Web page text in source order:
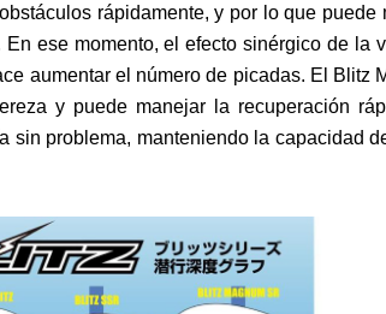
rápidamente, y por lo que puede
ese momento, el efecto sinérgico de la
aumentar el número de picadas. El Blitz
y puede manejar la recuperación
sin problema, manteniendo la capacidad